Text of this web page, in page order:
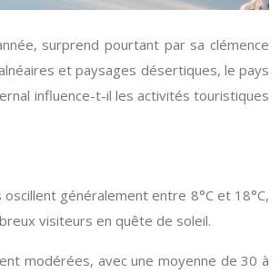
surprend pourtant par sa clémence
et paysages désertiques, le pays
influence-t-il les activités touristiques
généralement entre 8°C et 18°C,
visiteurs en quête de soleil.
modérées, avec une moyenne de 30 à